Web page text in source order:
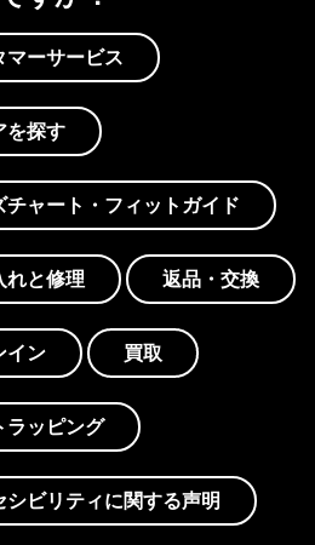
マーサービス
を探す
チャート・フィットガイド
れと修理 返品・交換
イン 買取
ラッピング
シビリティに関する声明